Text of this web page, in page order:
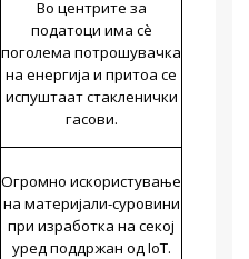
Во центрите за
податоци има сè
поголема потрошувачка
на енергија и притоа се
испуштаат стакленички
гасови.
Огромно искористување
на материјали-суровини
при изработка на секој
уред поддржан одIoT.